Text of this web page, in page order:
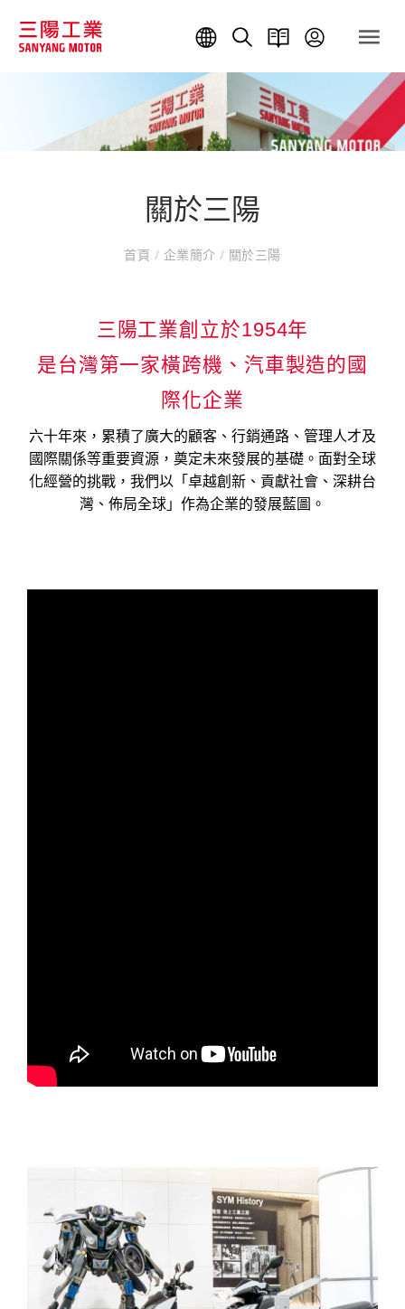
關於三陽
首頁 / 企業簡介 / 關於三陽
三陽工業創立於1954年
是台灣第一家橫跨機、汽車製造的國
際化企業
六十年來，累積了廣大的顧客、行銷通路、管理人才及
國際關係等重要資源，奠定未來發展的基礎。面對全球
化經營的挑戰，我們以「卓越創新、貢獻社會、深耕台
灣、佈局全球」作為企業的發展藍圖。